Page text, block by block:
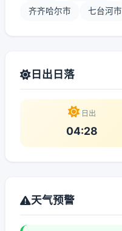
齐齐哈尔市 七台河市
日出日落
日出
04:28
天气预警